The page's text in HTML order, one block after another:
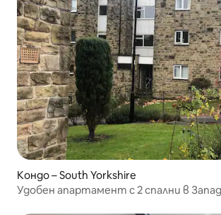
Кондо – South Yorkshire
Удобен апартамент с 2 спални в